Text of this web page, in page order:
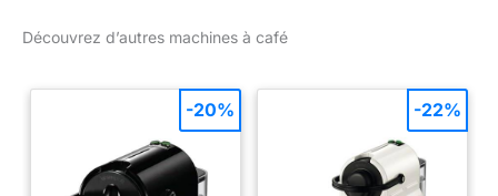
Découvrez d’autres machines à café
-20% -22%